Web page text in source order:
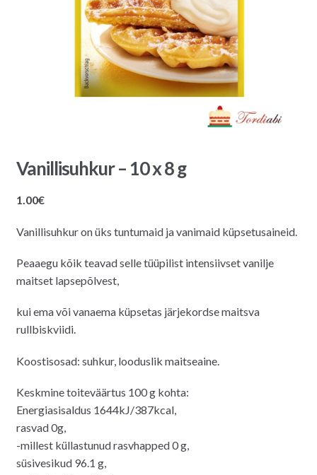
Vanillisuhkur – 10 x 8 g
1.00€
Vanillisuhkur on üks tuntumaid ja vanimaid küpsetusaineid.
Peaaegu kõik teavad selle tüüpilist intensiivset vanilje
maitset lapsepõlvest,
kui ema või vanaema küpsetas järjekordse maitsva
rullbiskviidi.
Koostisosad: suhkur, looduslik maitseaine.
Keskmine toiteväärtus 100 g kohta:
Energiasisaldus 1644kJ/387kcal,
rasvad 0g,
-millest küllastunud rasvhapped 0 g,
süsivesikud 96.1 g,